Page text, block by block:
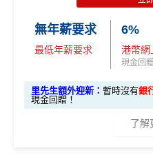
無年薪要求
最低年薪要求
6%
港幣網
現金回贈
里先生額外迎新： 暫時沒有銀
現金回贈！
了解